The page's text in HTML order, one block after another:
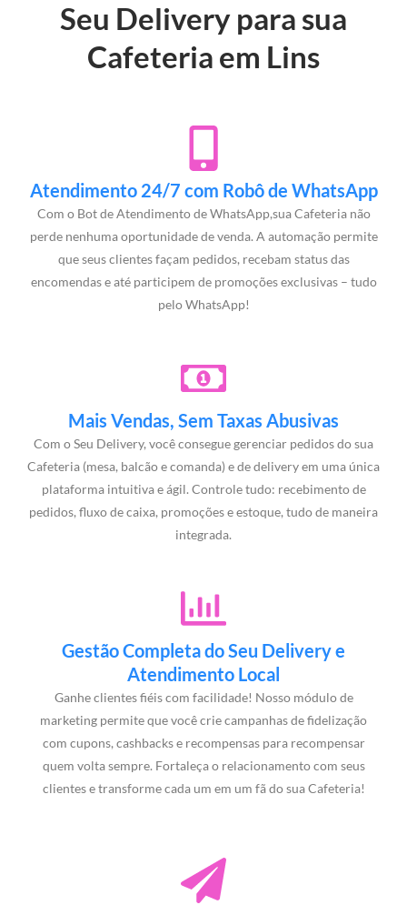
Seu Delivery para sua
Cafeteria em Lins
Atendimento 24/7 com Robô de WhatsApp
Com o Bot de Atendimento de WhatsApp,sua Cafeteria não
perde nenhuma oportunidade de venda. A automação permite
que seus clientes façam pedidos, recebam status das
encomendas e até participem de promoções exclusivas – tudo
pelo WhatsApp!
Mais Vendas, Sem Taxas Abusivas
Com o Seu Delivery, você consegue gerenciar pedidos do sua
Cafeteria (mesa, balcão e comanda) e de delivery em uma única
plataforma intuitiva e ágil. Controle tudo: recebimento de
pedidos, fluxo de caixa, promoções e estoque, tudo de maneira
integrada.
Gestão Completa do Seu Delivery e
Atendimento Local
Ganhe clientes fiéis com facilidade! Nosso módulo de
marketing permite que você crie campanhas de fidelização
com cupons, cashbacks e recompensas para recompensar
quem volta sempre. Fortaleça o relacionamento com seus
clientes e transforme cada um em um fã do sua Cafeteria!